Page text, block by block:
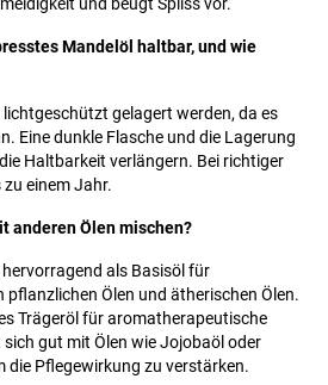
und beugt Spliss vor.
Mandelöl haltbar, und wie
gelagert werden, da es
Eine dunkle Flasche und die Lagerung
Haltbarkeit verlängern. Bei richtiger
einem Jahr.
anderen Ölen mischen?
als Basisöl für
pflanzlichen Ölen und ätherischen Ölen.
Trägeröl für aromatherapeutische
gut mit Ölen wie Jojobaöl oder
die Pflegewirkung zu verstärken.